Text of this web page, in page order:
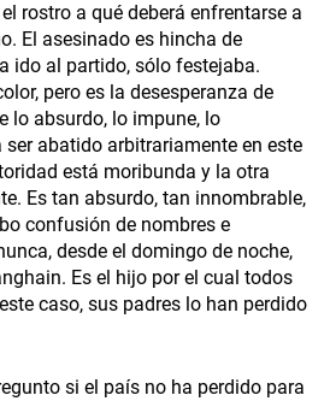
rostro a qué deberá enfrentarse a
El asesinado es hincha de
ido al partido, sólo festejaba.
pero es la desesperanza de
lo absurdo, lo impune, lo
abatido arbitrariamente en este
está moribunda y la otra
Es tan absurdo, tan innombrable,
confusión de nombres e
desde el domingo de noche,
Es el hijo por el cual todos
caso, sus padres lo han perdido
si el país no ha perdido para